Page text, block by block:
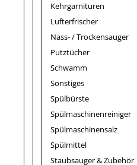
Kehrgarnituren
Lufterfrischer
Nass- / Trockensauger
Putztücher
Schwamm
Sonstiges
Spülbürste
Spülmaschinenreiniger
Spülmaschinensalz
Spülmittel
Staubsauger & Zubehör